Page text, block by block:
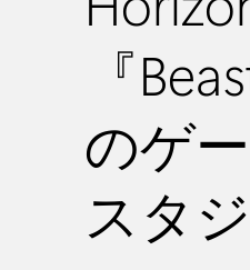
『
のゲ
スタ